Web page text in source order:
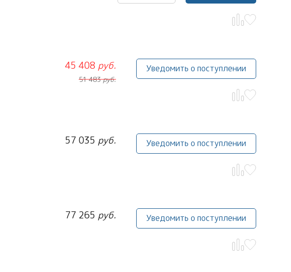
45 408 руб.
51 483 руб.
Уведомить о поступлении
57 035 руб. Уведомить о поступлении
77 265 руб. Уведомить о поступлении